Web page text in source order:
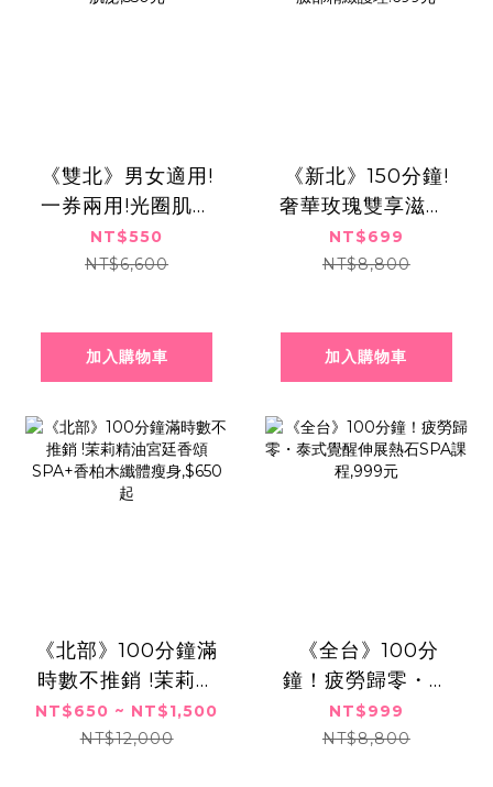
《雙北》男女適用!
一券兩用!光圈肌養
成!杏仁靚顏x美妍肌
泌,550元
NT$550
NT$6,600
加入購物車
《新北》150分鐘!
奢華玫瑰雙享滋養!
全身精油舒壓手技x
臉部精緻護理!699
NT$699
NT$8,800
加入購物車
《北部》100分鐘滿
時數不推銷 !茉莉精
油宮廷香頌SPA+香
柏木纖體瘦身,$650
NT$650 ~ NT$1,500
NT$12,000
​​ ​《全台》100分
鐘！疲勞歸零・泰
式覺醒伸展熱石
SPA課程,999元
NT$999
NT$8,800